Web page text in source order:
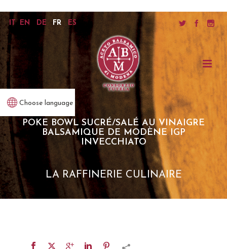
Choose language
POKE BOWL SUCRÉ/SALÉ AU VINAIGRE
BALSAMIQUE DE MODÈNE IGP
INVECCHIATO
LA RAFFINERIE CULINAIRE
IT EN DE FR ES